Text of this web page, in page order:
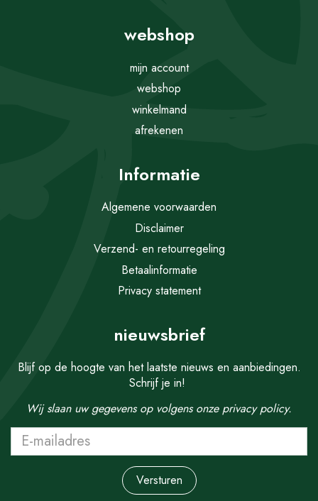
webshop
mijn account
webshop
winkelmand
afrekenen
Informatie
Algemene voorwaarden
Disclaimer
Verzend- en retourregeling
Betaalinformatie
Privacy statement
nieuwsbrief
Blijf op de hoogte van het laatste nieuws en aanbiedingen.
Schrijf je in!
Wij slaan uw gegevens op volgens onze privacy policy.